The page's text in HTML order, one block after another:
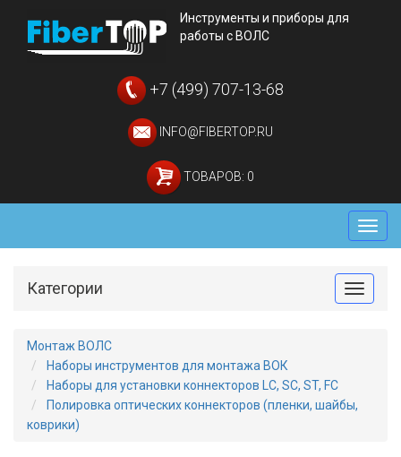
Инструменты и приборы для
работы с ВОЛС
+7 (499) 707-13-68
INFO@FIBERTOP.RU
ТОВАРОВ: 0
Меню
Toggle
Категории
Монтаж ВОЛС
Наборы инструментов для монтажа ВОК
Наборы для установки коннекторов LC, SC, ST, FC
Полировка оптических коннекторов (пленки, шайбы,
коврики)